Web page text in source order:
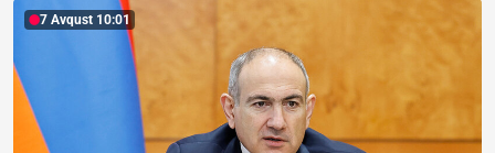
7 Avqust 10:01